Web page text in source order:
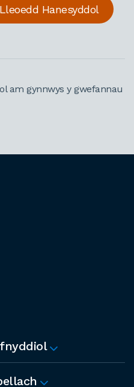
Hanesyddol
am gynnwys y gwefannau